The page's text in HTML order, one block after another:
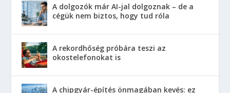
A dolgozók már AI-jal dolgoznak – de a
cégük nem biztos, hogy tud róla
A rekordhőség próbára teszi az
okostelefonokat is
A chipgyár-építés önmagában kevés: ez